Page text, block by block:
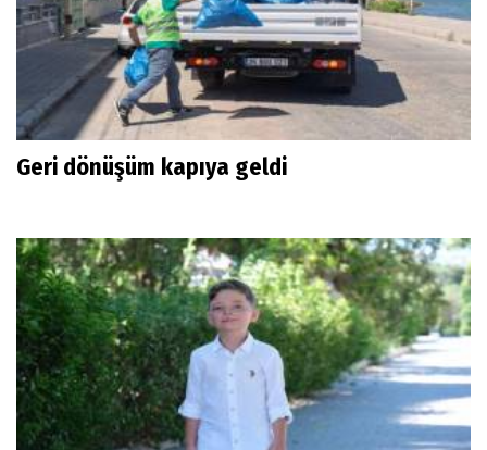
Geri dönüşüm kapıya geldi